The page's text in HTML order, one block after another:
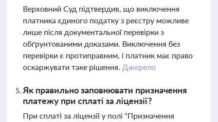
Верховний Суд підтвердив, що виключення
платника єдиного податку з реєстру можливе
лише після документальної перевірки з
обґрунтованими доказами. Виключення без
перевірки є протиправним, і платник має право
оскаржувати таке рішення. Джерело
Як правильно заповнювати призначення
платежу при сплаті за ліцензії?
При сплаті за ліцензії у полі "Призначення